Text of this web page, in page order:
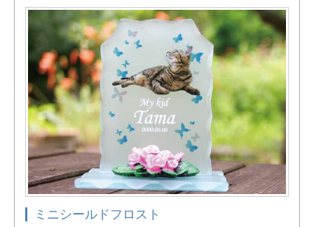
ミニシールドフロスト